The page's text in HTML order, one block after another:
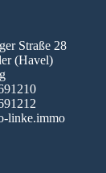
Straße 28
(Havel)
linke.immo